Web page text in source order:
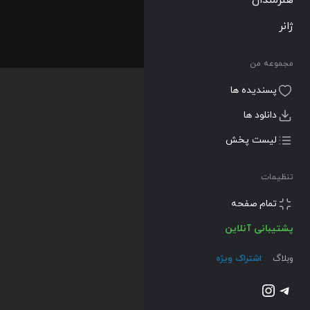
ژانر
مجموعه من
پسندیده ها
دانلود ها
لیست پخش
تنظیمات
تمام صفحه
پشتیبانی آنلاین
وبلاگ اشتراک ویژه
تلگراماینستاگرم